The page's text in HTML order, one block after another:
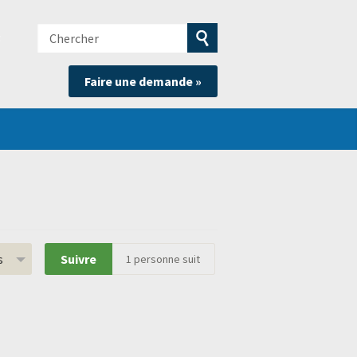
Chercher
Soumettre
la
recherche
Faire une demande »
Suivre 1 personne suit